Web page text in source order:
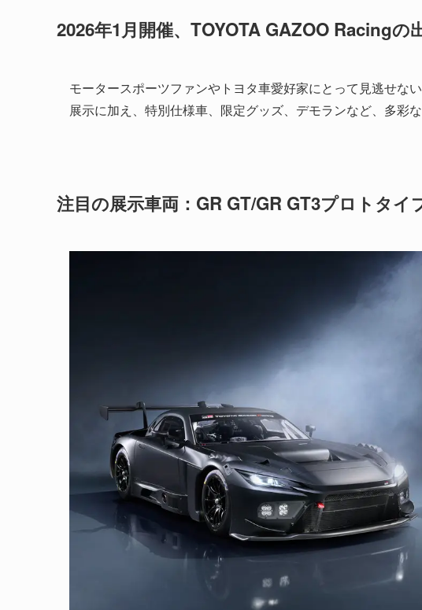
2026年1月開催、TOYOTA GAZOO Racingの
モータースポーツファンやトヨタ車愛好家にとって見逃せな
展示に加え、特別仕様車、限定グッズ、デモランなど、多彩
注目の展示車両：GR GT/GR GT3プロトタイ